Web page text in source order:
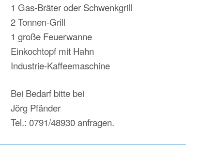
1 Gas-Bräter oder Schwenkgrill
2 Tonnen-Grill
1 große Feuerwanne
Einkochtopf mit Hahn
Industrie-Kaffeemaschine
Bei Bedarf bitte bei
Jörg Pfänder
Tel.: 0791/48930 anfragen.